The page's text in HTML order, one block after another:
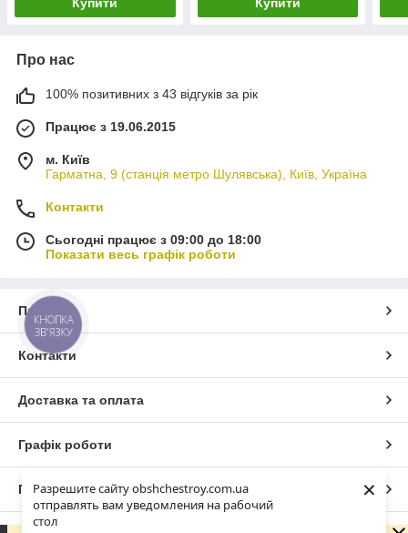
Разрешите сайту obshchestroy.com.ua
отправлять вам уведомления на рабочий
стол
×
Про нас
100% позитивних з 43 відгуків за рік
Працює з 19.06.2015
м. Київ
Гарматна, 9 (станція метро Шулявська), Київ, Україна
Контакти
Сьогодні працює з 09:00 до 18:00
Показати весь графік роботи
Про нас
Контакти
Доставка та оплата
Графік роботи
Повна версія сайту
КНОПКА
ЗВ'ЯЗКУ